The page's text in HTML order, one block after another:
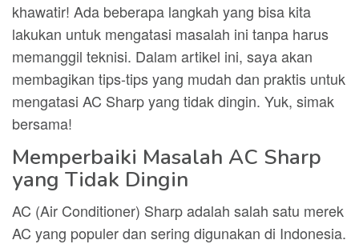
khawatir! Ada beberapa langkah yang bisa kita
lakukan untuk mengatasi masalah ini tanpa harus
memanggil teknisi. Dalam artikel ini, saya akan
membagikan tips-tips yang mudah dan praktis untuk
mengatasi AC Sharp yang tidak dingin. Yuk, simak
bersama!
Memperbaiki Masalah AC Sharp
yang Tidak Dingin
AC (Air Conditioner) Sharp adalah salah satu merek
AC yang populer dan sering digunakan di Indonesia.